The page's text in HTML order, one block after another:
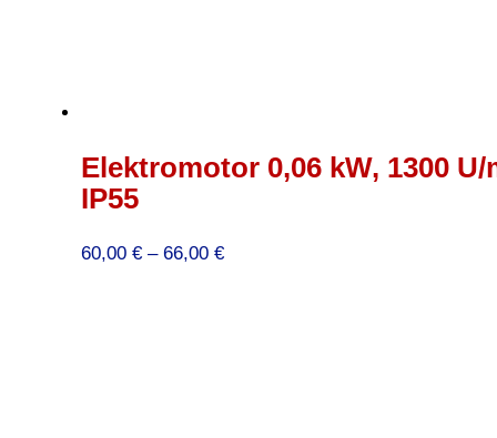
Elektromotor 0,06 kW, 1300 U/
IP55
60,00 € – 66,00 €Preisspanne: